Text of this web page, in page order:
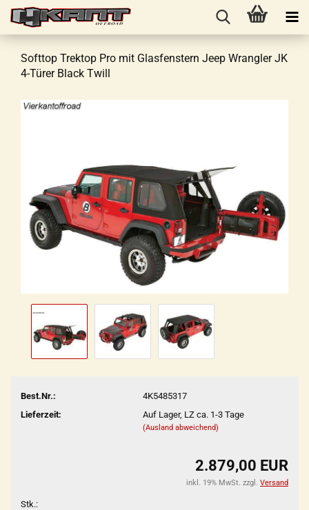
Softtop Trektop Pro mit Glasfenstern Jeep Wrangler JK
4-Türer Black Twill
Best.Nr.:
4K5485317
Lieferzeit:
Auf Lager, LZ ca. 1-3 Tage
(Ausland abweichend)
2.879,00 EUR
inkl. 19% MwSt. zzgl. Versand
Stk.: